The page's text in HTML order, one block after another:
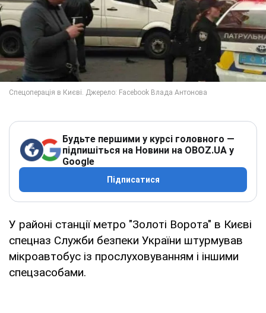
Будьте першими у курсі головного —
підпишіться на Новини на OBOZ.UA у
Google
Підписатися
У районі станції метро "Золоті Ворота" в Києві
спецназ Служби безпеки України штурмував
мікроавтобус із прослуховуванням і іншими
спецзасобами.